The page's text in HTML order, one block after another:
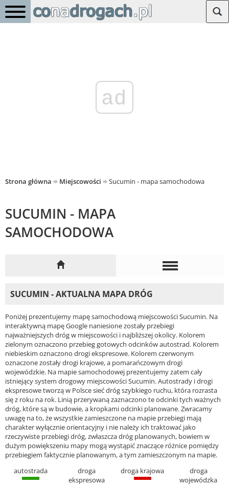
ad
Strona główna Miejscowości Sucumin - mapa samochodowa
SUCUMIN - MAPA
SAMOCHODOWA
SUCUMIN - AKTUALNA MAPA DRÓG
Poniżej prezentujemy mapę samochodową miejscowości Sucumin. Na
interaktywną mapę Google naniesione zostały przebiegi
najważniejszych dróg w miejscowości i najbliższej okolicy. Kolorem
zielonym oznaczono przebieg gotowych odcinków autostrad. Kolorem
niebieskim oznaczono drogi ekspresowe. Kolorem czerwonym
oznaczone zostały drogi krajowe, a pomarańczowym drogi
wojewódzkie. Na mapie samochodowej prezentujemy zatem cały
istniejący system drogowy miejscowości Sucumin. Autostrady i drogi
ekspresowe tworzą w Polsce sieć dróg szybkiego ruchu, która rozrasta
się z roku na rok. Linią przerywaną zaznaczono te odcinki tych ważnych
dróg, które są w budowie, a kropkami odcinki planowane. Zwracamy
uwagę na to, że wszystkie zamieszczone na mapie przebiegi mają
charakter wyłącznie orientacyjny i nie należy ich traktować jako
rzeczywiste przebiegi dróg, zwłaszcza dróg planowanych, bowiem w
dużym powiększeniu mapy mogą wystąpić znaczące różnice pomiędzy
przebiegiem faktycznie planowanym, a tym zamieszczonym na mapie.
autostrada
droga
ekspresowa
droga krajowa
droga
wojewódzka